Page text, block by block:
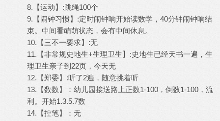
8.【运动】:跳绳100个
9.【闹钟习惯】:定时闹钟响开始读数学，40分钟闹钟响结
束。中间看萌萌状态，会有中间休息。
10.【三不一要求】:无
11.【非常规史地生+生理卫生】:史地生已经天书一遍，生
理卫生亲子到22页，今天无
12.【郑委】:听了2遍，随意挑着听
13.【数数】：幼儿园接送路上正数1-100，倒数1-100，流
利。开始1.3.5.7数
14.【控笔】：无